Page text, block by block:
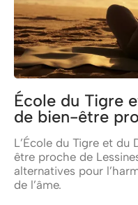
École du Tigre
de bien-être
L’École du Tigre et
être proche de
alternatives pour
de l’âme.